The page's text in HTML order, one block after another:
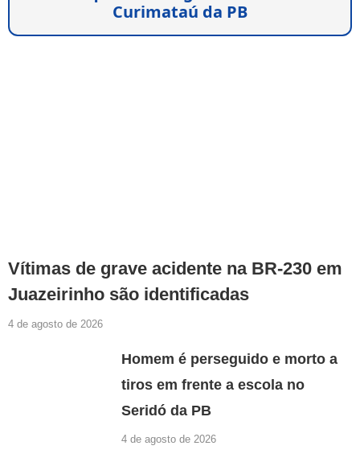
Curimataú da PB
Vítimas de grave acidente na BR-230 em
Juazeirinho são identificadas
4 de agosto de 2026
Homem é perseguido e morto a
tiros em frente a escola no
Seridó da PB
4 de agosto de 2026